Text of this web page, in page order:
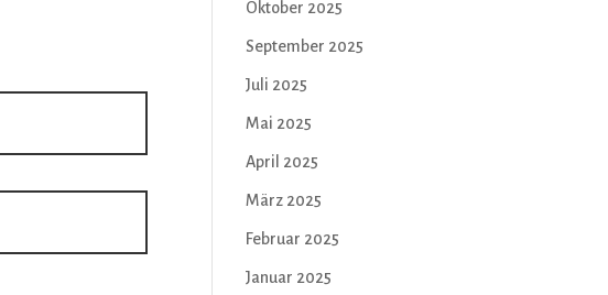
Oktober 2025
September 2025
Juli 2025
Mai 2025
April 2025
März 2025
Februar 2025
Januar 2025